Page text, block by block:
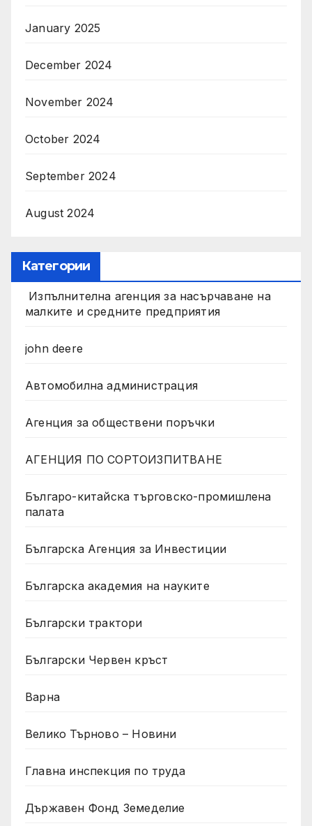
January 2025
December 2024
November 2024
October 2024
September 2024
August 2024
Категории
Изпълнителна агенция за насърчаване на
малките и средните предприятия
john deere
Автомобилна администрация
Агенция за обществени поръчки
АГЕНЦИЯ ПО СОРТОИЗПИТВАНЕ
Българо-китайска търговско-промишлена
палата
Българска Агенция за Инвестиции
Българска академия на науките
Български трактори
Български Червен кръст
Варна
Велико Търново – Новини
Главна инспекция по труда
Държавен Фонд Земеделие